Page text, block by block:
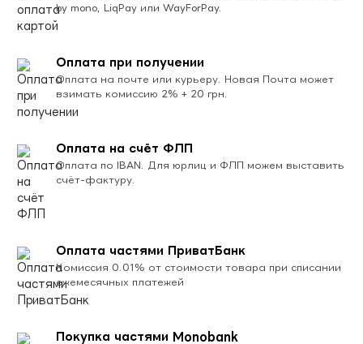
by mono, LiqPay или WayForPay.
Оплата при получении
Оплата на почте или курьеру. Новая Почта может
взимать комиссию 2% + 20 грн.
Оплата на счёт ФЛП
Оплата по IBAN. Для юрлиц и ФЛП можем выставить
счёт-фактуру.
Оплата частями ПриватБанк
Комиссия 0.01% от стоимости товара при списании
ежемесячных платежей
Покупка частями Monobank